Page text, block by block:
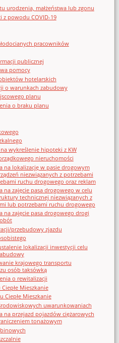
urodzenia, małżeństwa lub zgonu
z powodu COVID-19
pracowników
publicznej
pomocy
hotelarskich
o warunkach zabudowy
planu
o braku planu
wykreślenie hipoteki z KW
nieruchomości
na lokalizację w pasie drogowym
niezwiązanych z potrzebami
ruchu drogowego oraz reklam
na zajęcie pasa drogowego w celu
technicznej niezwiązanych z
lub potrzebami ruchu drogowego
na zajęcie pasa drogowego drogi
przebudowy zjazdu
lokalizacji inwestycji celu
krajowego transportu
osób taksówką
o rewitalizacji
Mieszkanie
Ciepłe Mieszkanie
uwarunkowaniach
na przejazd pojazdów ciężarowych
tonażowym